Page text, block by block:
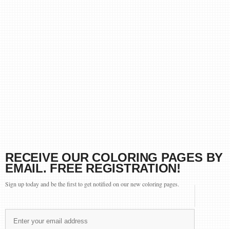
RECEIVE OUR COLORING PAGES BY
EMAIL. FREE REGISTRATION!
Sign up today and be the first to get notified on our new coloring pages.